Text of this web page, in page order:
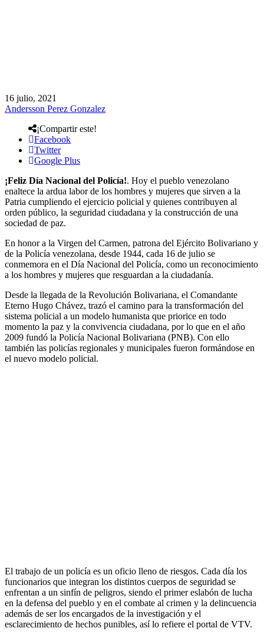
16 julio, 2021
Andersson Perez Gonzalez
¡Compartir este!
Facebook
Twitter
Google Plus
¡Feliz Día Nacional del Policía!. Hoy el pueblo venezolano
enaltece la ardua labor de los hombres y mujeres que sirven a la
Patria cumpliendo el ejercicio policial y quienes contribuyen al
orden público, la seguridad ciudadana y la construcción de una
sociedad de paz.
En honor a la Virgen del Carmen, patrona del Ejército Bolivariano y
de la Policía venezolana, desde 1944, cada 16 de julio se
conmemora en el Día Nacional del Policía, como un reconocimiento
a los hombres y mujeres que resguardan a la ciudadanía.
Desde la llegada de la Revolución Bolivariana, el Comandante
Eterno Hugo Chávez, trazó el camino para la transformación del
sistema policial a un modelo humanista que priorice en todo
momento la paz y la convivencia ciudadana, por lo que en el año
2009 fundó la Policía Nacional Bolivariana (PNB). Con ello
también las policías regionales y municipales fueron formándose en
el nuevo modelo policial.
El trabajo de un policía es un oficio lleno de riesgos. Cada día los
funcionarios que integran los distintos cuerpos de seguridad se
enfrentan a un sinfín de peligros, siendo el primer eslabón de lucha
en la defensa del pueblo y en el combate al crimen y la delincuencia
además de ser los encargados de la investigación y el
esclarecimiento de hechos punibles, así lo refiere el portal de VTV.